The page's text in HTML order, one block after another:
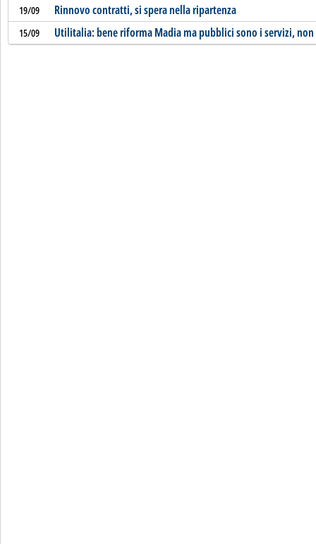
19/09 Rinnovo contratti, si spera nella ripartenza
15/09 Utilitalia: bene riforma Madia ma pubblici sono i servizi, non